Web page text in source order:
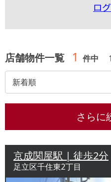
ロ
店舗物件一覧 1 件中 1
さらに
京成関屋駅 | 徒歩2分
足立区千住東2丁目